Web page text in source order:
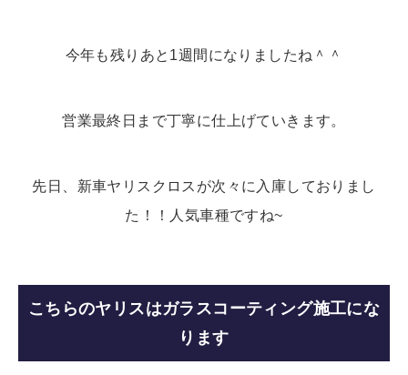
今年も残りあと1週間になりましたね＾＾
営業最終日まで丁寧に仕上げていきます。
先日、新車ヤリスクロスが次々に入庫しておりまし
た！！人気車種ですね~
こちらのヤリスはガラスコーティング施工にな
ります